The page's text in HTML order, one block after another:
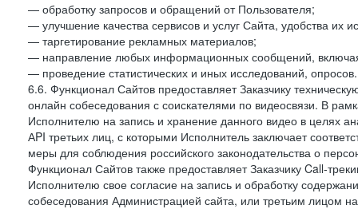
— обработку запросов и обращений от Пользователя;
— улучшение качества сервисов и услуг Сайта, удобства их
— таргетирование рекламных материалов;
— направление любых информационных сообщений,
— проведение статистических и иных исследований, опросов.
6.6. Функционал Сайтов предоставляет Заказчику
онлайн собеседования с соискателями по видеосвязи. В
Исполнителю на запись и хранение данного видео в целях
АPI третьих лиц, с которыми Исполнитель заключает
меры для соблюдения российского законодательства о
Функционал Сайтов также предоставляет Заказчику Call-
Исполнителю свое согласие на запись и обработку
собеседования Администрацией сайта, или третьим лицом